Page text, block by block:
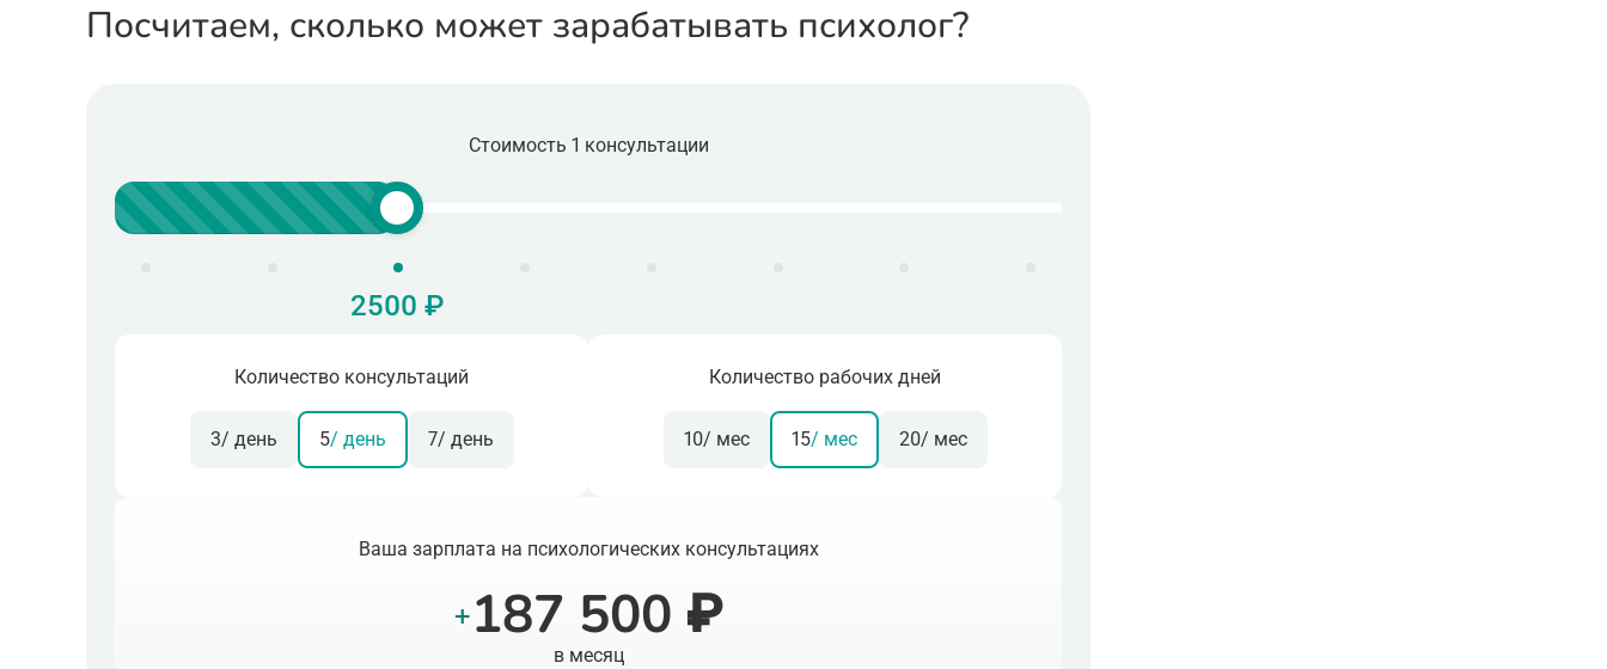
Посчитаем, сколько может зарабатывать психолог?
Стоимость 1 консультации
2500 ₽
Количество консультаций
3/ день 5/ день 7/ день
Количество рабочих дней
10/ мес 15/ мес 20/ мес
Ваша зарплата на психологических консультациях
+187 500 ₽
в месяц